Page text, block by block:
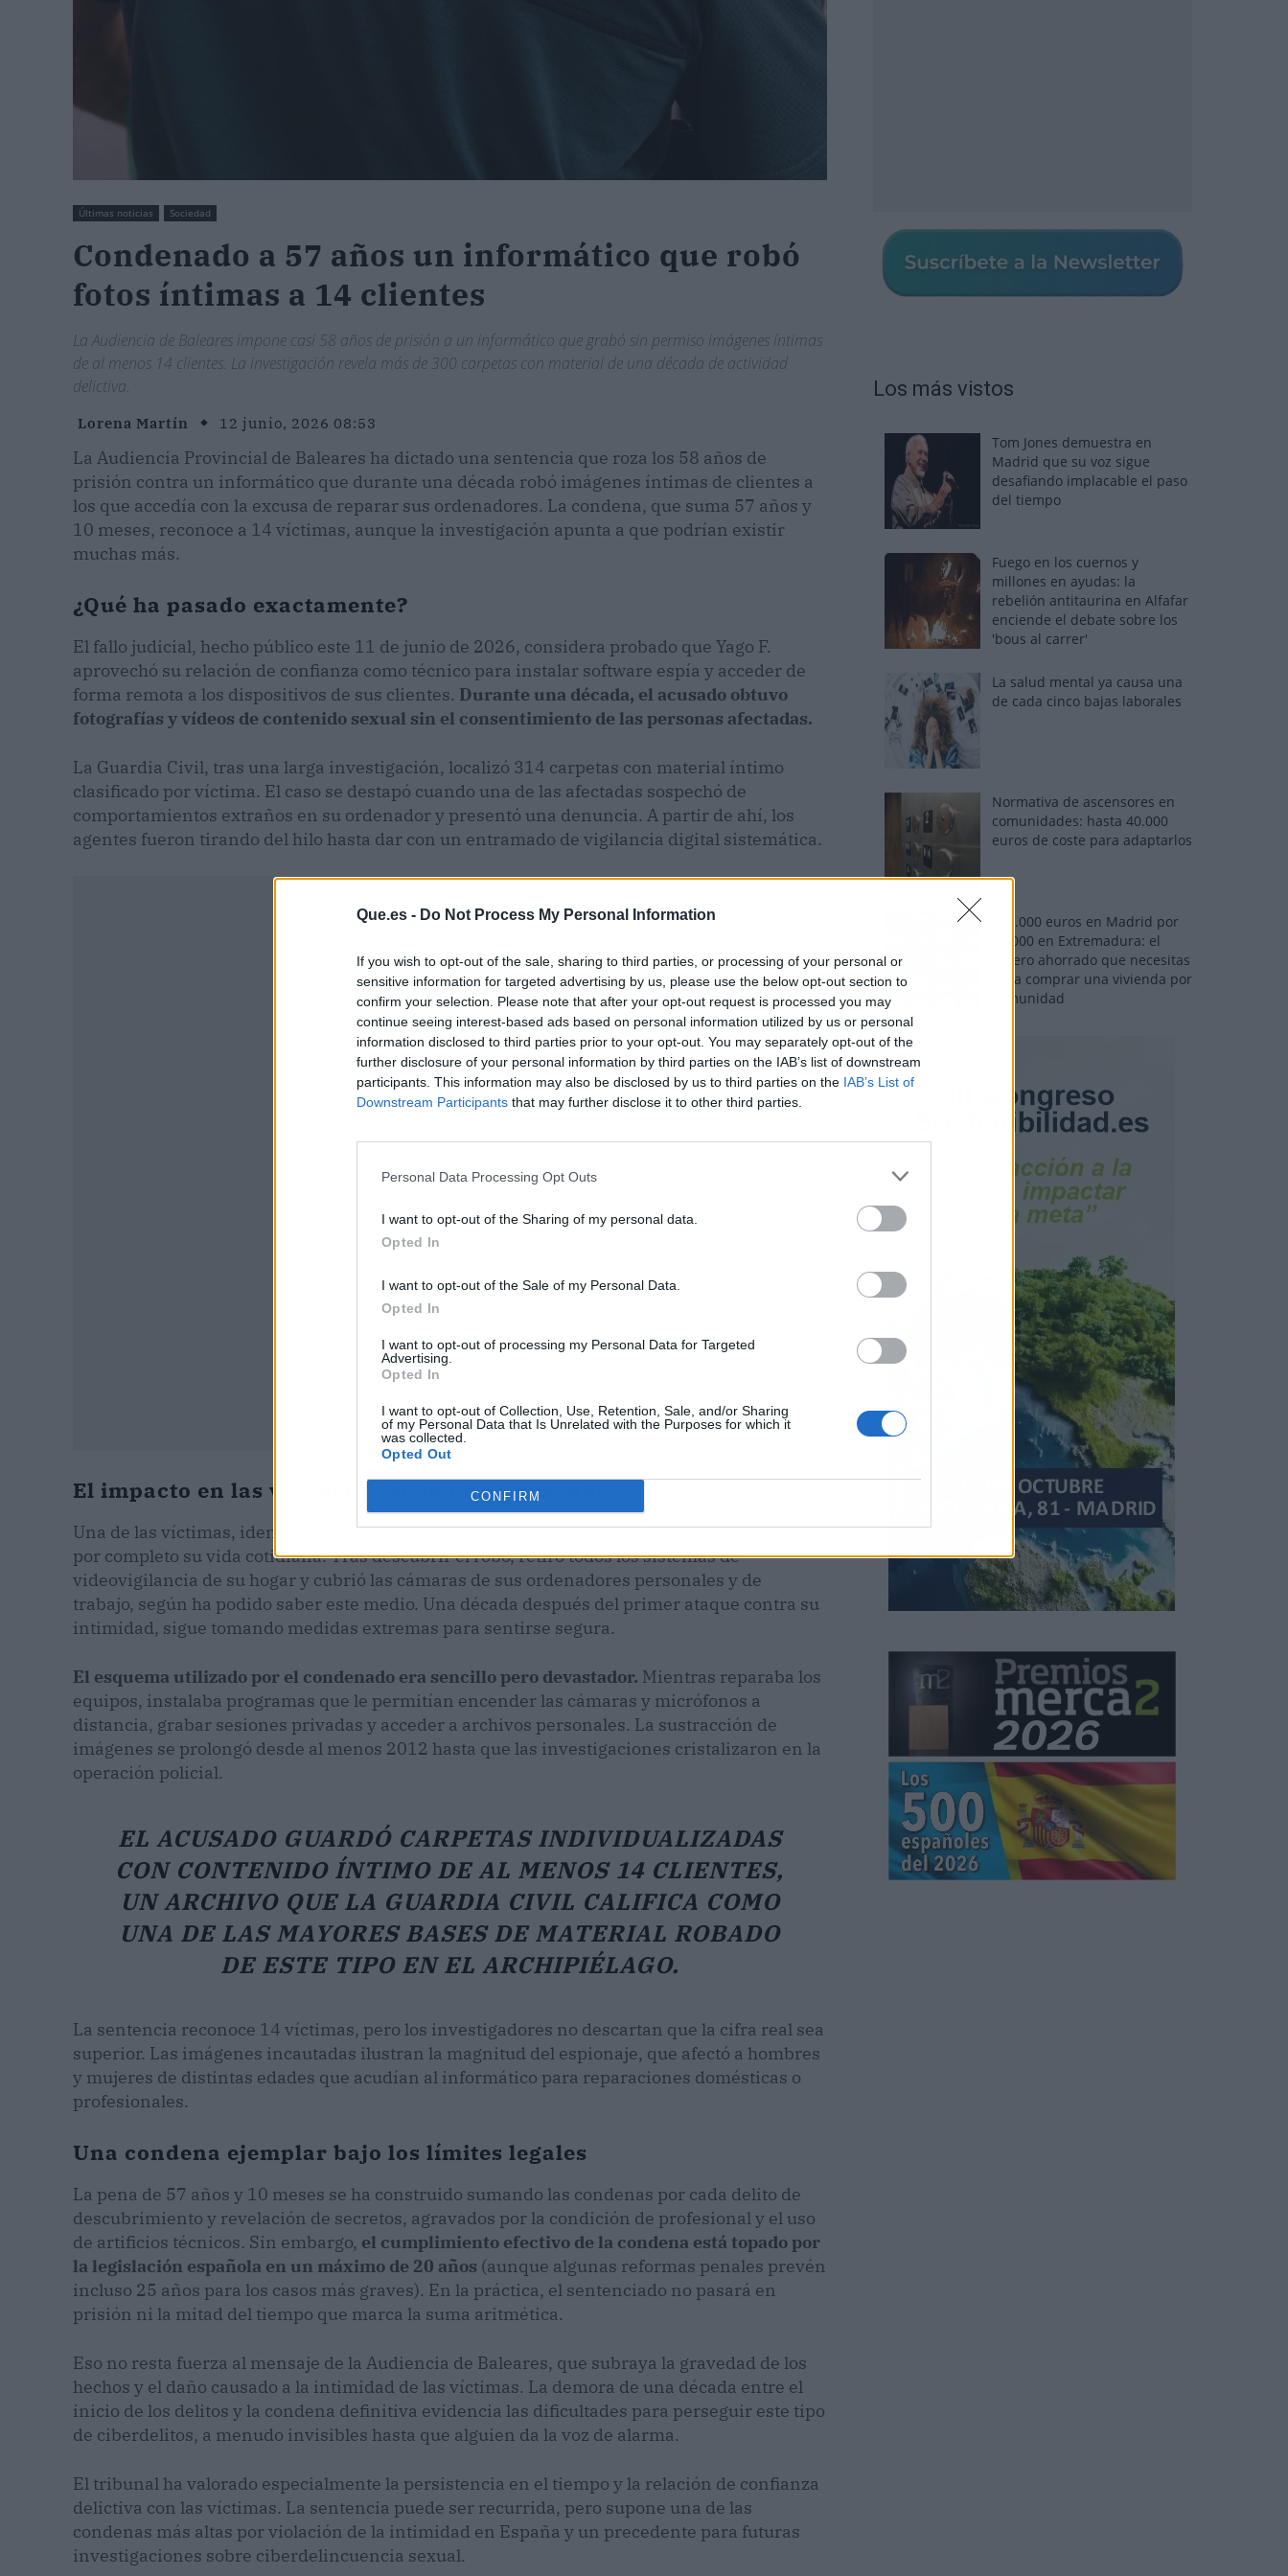
Que.es - Do Not Process My Personal Information
If you wish to opt-out of the sale, sharing to third parties, or processing of your personal or
sensitive information for targeted advertising by us, please use the below opt-out section to
confirm your selection. Please note that after your opt-out request is processed you may
continue seeing interest-based ads based on personal information utilized by us or personal
information disclosed to third parties prior to your opt-out. You may separately opt-out of the
further disclosure of your personal information by third parties on the IAB’s list of downstream
participants. This information may also be disclosed by us to third parties on the IAB’s List of
Downstream Participants that may further disclose it to other third parties.
Personal Data Processing Opt Outs
I want to opt-out of the Sharing of my personal data.
Opted In
I want to opt-out of the Sale of my Personal Data.
Opted In
I want to opt-out of processing my Personal Data for Targeted
Advertising.
Opted In
I want to opt-out of Collection, Use, Retention, Sale, and/or Sharing
of my Personal Data that Is Unrelated with the Purposes for which it
was collected.
Opted Out
CONFIRM
Últimas noticias Sociedad
Condenado a 57 años un informático que robó
fotos íntimas a 14 clientes
La Audiencia de Baleares impone casi 58 años de prisión a un informático que grabó sin permiso imágenes íntimas
de al menos 14 clientes. La investigación revela más de 300 carpetas con material de una década de actividad
delictiva.
Lorena Martín 12 junio, 2026 08:53
La Audiencia Provincial de Baleares ha dictado una sentencia que roza los 58 años de
prisión contra un informático que durante una década robó imágenes íntimas de clientes a
los que accedía con la excusa de reparar sus ordenadores. La condena, que suma 57 años y
10 meses, reconoce a 14 víctimas, aunque la investigación apunta a que podrían existir
muchas más.
¿Qué ha pasado exactamente?
El fallo judicial, hecho público este 11 de junio de 2026, considera probado que Yago F.
aprovechó su relación de confianza como técnico para instalar software espía y acceder de
forma remota a los dispositivos de sus clientes. Durante una década, el acusado obtuvo
fotografías y vídeos de contenido sexual sin el consentimiento de las personas afectadas.
La Guardia Civil, tras una larga investigación, localizó 314 carpetas con material íntimo
clasificado por víctima. El caso se destapó cuando una de las afectadas sospechó de
comportamientos extraños en su ordenador y presentó una denuncia. A partir de ahí, los
agentes fueron tirando del hilo hasta dar con un entramado de vigilancia digital sistemática.
El impacto en las víctimas y el 'modus operandi'
Una de las víctimas, identificada como Guadalupe N., ha relatado cómo el suceso transformó
por completo su vida cotidiana. Tras descubrir el robo, retiró todos los sistemas de
videovigilancia de su hogar y cubrió las cámaras de sus ordenadores personales y de
trabajo, según ha podido saber este medio. Una década después del primer ataque contra su
intimidad, sigue tomando medidas extremas para sentirse segura.
El esquema utilizado por el condenado era sencillo pero devastador. Mientras reparaba los
equipos, instalaba programas que le permitían encender las cámaras y micrófonos a
distancia, grabar sesiones privadas y acceder a archivos personales. La sustracción de
imágenes se prolongó desde al menos 2012 hasta que las investigaciones cristalizaron en la
operación policial.
EL ACUSADO GUARDÓ CARPETAS INDIVIDUALIZADAS
CON CONTENIDO ÍNTIMO DE AL MENOS 14 CLIENTES,
UN ARCHIVO QUE LA GUARDIA CIVIL CALIFICA COMO
UNA DE LAS MAYORES BASES DE MATERIAL ROBADO
DE ESTE TIPO EN EL ARCHIPIÉLAGO.
La sentencia reconoce 14 víctimas, pero los investigadores no descartan que la cifra real sea
superior. Las imágenes incautadas ilustran la magnitud del espionaje, que afectó a hombres
y mujeres de distintas edades que acudían al informático para reparaciones domésticas o
profesionales.
Una condena ejemplar bajo los límites legales
La pena de 57 años y 10 meses se ha construido sumando las condenas por cada delito de
descubrimiento y revelación de secretos, agravados por la condición de profesional y el uso
de artificios técnicos. Sin embargo, el cumplimiento efectivo de la condena está topado por
la legislación española en un máximo de 20 años (aunque algunas reformas penales prevén
incluso 25 años para los casos más graves). En la práctica, el sentenciado no pasará en
prisión ni la mitad del tiempo que marca la suma aritmética.
Eso no resta fuerza al mensaje de la Audiencia de Baleares, que subraya la gravedad de los
hechos y el daño causado a la intimidad de las víctimas. La demora de una década entre el
inicio de los delitos y la condena definitiva evidencia las dificultades para perseguir este tipo
de ciberdelitos, a menudo invisibles hasta que alguien da la voz de alarma.
El tribunal ha valorado especialmente la persistencia en el tiempo y la relación de confianza
delictiva con las víctimas. La sentencia puede ser recurrida, pero supone una de las
condenas más altas por violación de la intimidad en España y un precedente para futuras
investigaciones sobre ciberdelincuencia sexual.
Los más vistos
Tom Jones demuestra en
Madrid que su voz sigue
desafiando implacable el paso
del tiempo
Fuego en los cuernos y
millones en ayudas: la
rebelión antitaurina en Alfafar
enciende el debate sobre los
'bous al carrer'
La salud mental ya causa una
de cada cinco bajas laborales
Normativa de ascensores en
comunidades: hasta 40.000
euros de coste para adaptarlos
110.000 euros en Madrid por
31.000 en Extremadura: el
dinero ahorrado que necesitas
para comprar una vivienda por
comunidad